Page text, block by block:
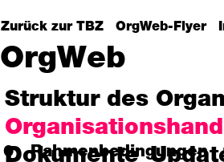
Zurück zur TBZ OrgWeb-Flyer
OrgWeb
Struktur des
0 Rahmenbedingungen
Dokumente